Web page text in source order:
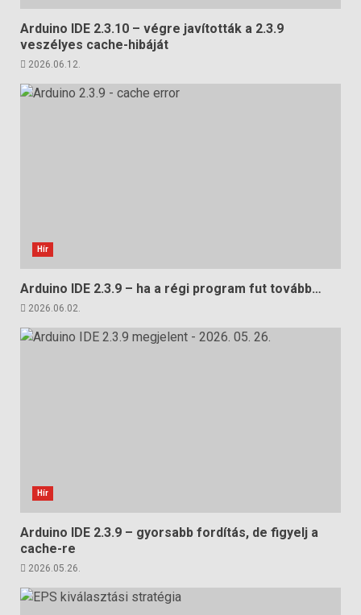
Arduino IDE 2.3.10 – végre javították a 2.3.9
veszélyes cache-hibáját
2026.06.12.
Hír
Arduino IDE 2.3.9 – ha a régi program fut tovább…
2026.06.02.
Hír
Arduino IDE 2.3.9 – gyorsabb fordítás, de figyelj a
cache-re
2026.05.26.